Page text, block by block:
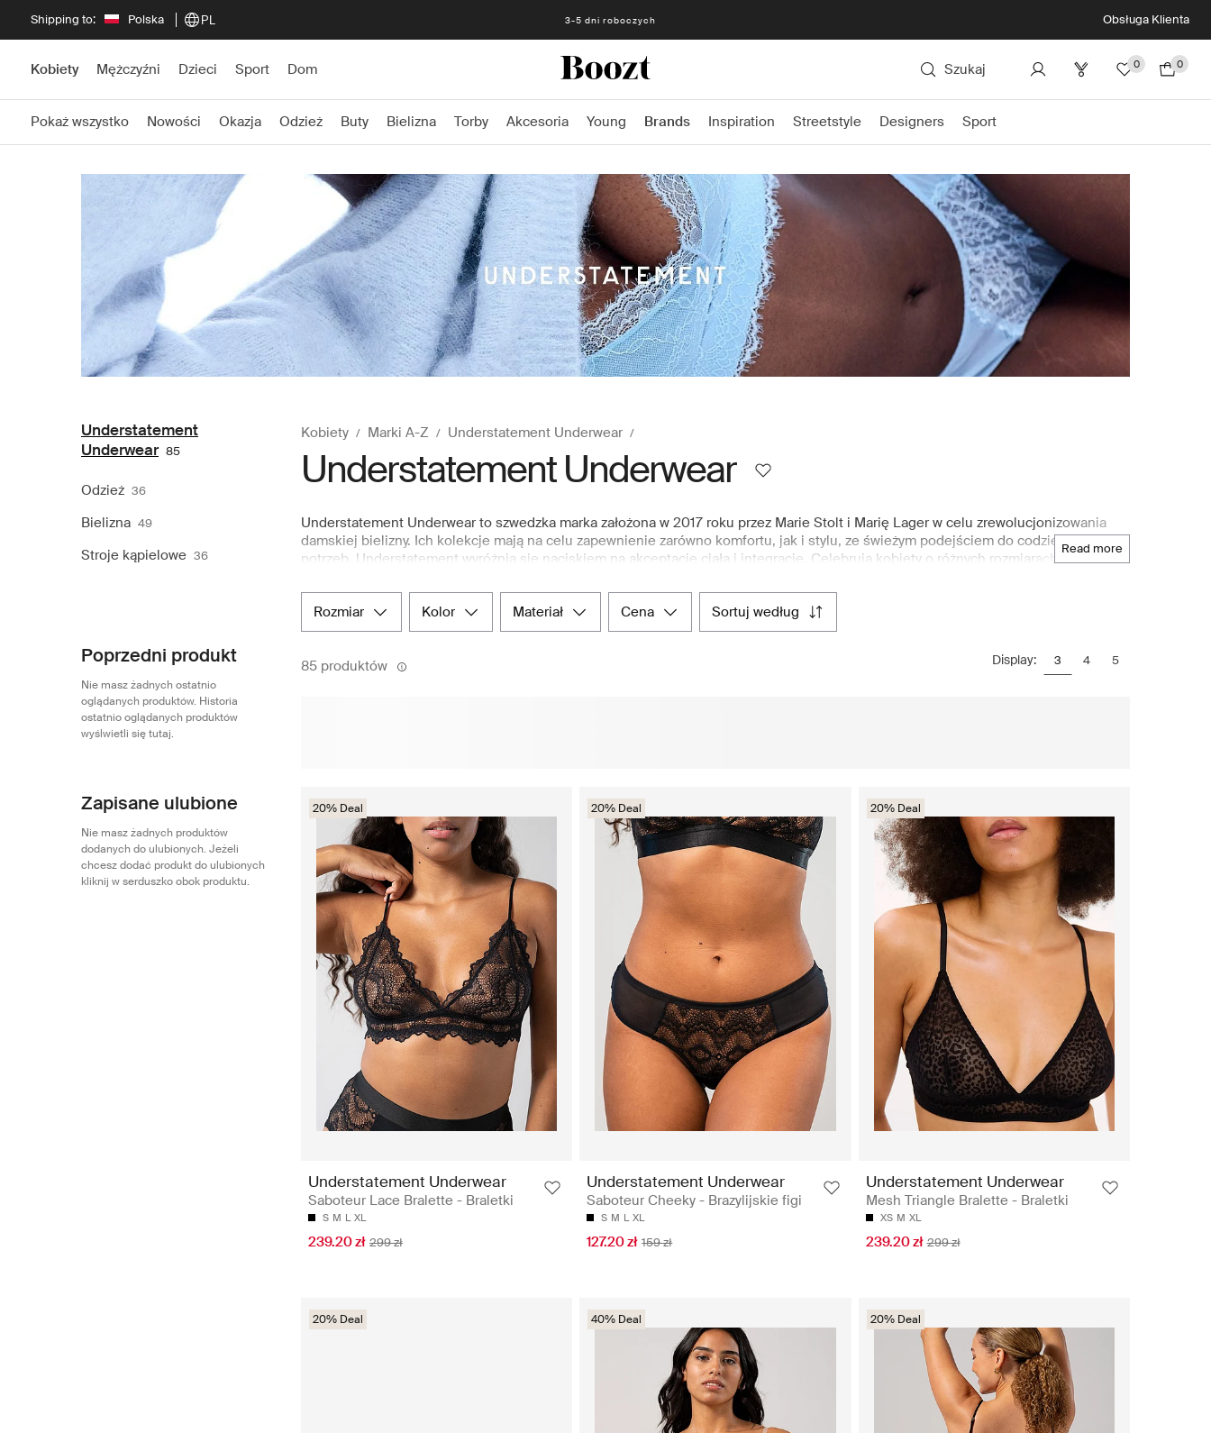
Shipping to: Polska PL 3-5 dni roboczych
Darmowe zwroty - 30 dni Darmowe zwroty z przedpłaconą etykietą Obsługa Klienta
Kobiety Mężczyźni Dzieci Sport Dom Szukaj 0 0
Pokaż wszystko Nowości Okazja Odzież Buty Bielizna Torby Akcesoria Young Brands Inspiration Streetstyle Designers Sport
Understatement
Underwear 85
Odzież 36
Bielizna 49
Stroje kąpielowe 36
Poprzedni produkt
Nie masz żadnych ostatnio
oglądanych produktów. Historia
ostatnio oglądanych produktów
wyślwietli się tutaj.
Zapisane ulubione
Nie masz żadnych produktów
dodanych do ulubionych. Jeżeli
chcesz dodać produkt do ulubionych
kliknij w serduszko obok produktu.
Kobiety Marki A-Z Understatement Underwear
Understatement Underwear
read more
Understatement Underwear to szwedzka marka założona w 2017 roku przez Marie Stolt i Marię Lager w celu zrewolucjonizowania
damskiej bielizny. Ich kolekcje mają na celu zapewnienie zarówno komfortu, jak i stylu, ze świeżym podejściem do codziennych
potrzeb. Understatement wyróżnia się naciskiem na akceptację ciała i integrację. Celebrują kobiety o różnych rozmiarach i
Understatement Underwear oferuje wszystko, od biustonoszy i majtek po bieliznę nocną i braletki, zaspokajając szerokie spektrum
preferencji i typu sylwetki. Ich spektrum rozmiarów od XS do XXL zapewnia, że każda kobieta może znaleźć idealne dopasowanie, a
ich nieretuszowane zdjęcia podkreślają piękno różnych ciał. Przeglądaj i kupuj wygodną i stylową bieliznę Understatement na
klasycznych elementów mody.
rozmiar kolor materiał cena sortuj według
85 produktów Display: 3 4 5
20% Deal
Understatement Underwear
Saboteur Lace Bralette - Braletki
S M L XL
239.20 zł 299 zł
20% Deal
Understatement Underwear
Saboteur Cheeky - Brazylijskie figi
S M L XL
127.20 zł 159 zł
20% Deal
Understatement Underwear
Mesh Triangle Bralette - Braletki
XS M XL
239.20 zł 299 zł
20% Deal 40% Deal 20% Deal